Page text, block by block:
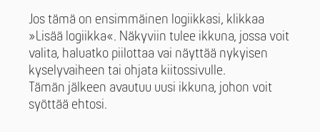
Jos tämä on ensimmäinen logiikkasi, klikkaa
»Lisää logiikka«. Näkyviin tulee ikkuna, jossa voit
valita, haluatko piilottaa vai näyttää nykyisen
kyselyvaiheen tai ohjata kiitossivulle.
Tämän jälkeen avautuu uusi ikkuna, johon voit
syöttää ehtosi.